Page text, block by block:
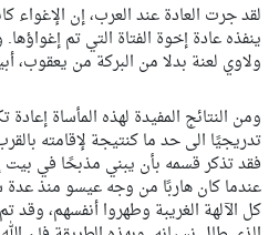
لقد جرت العادة عند العرب، إن الإغواء
ينفذه عادة إخوة الفتاة التي تم
ولاوي لعنة بدلا من البركة من يعقوب،
ومن النتائج المفيدة لهذه المأساة
فقد تذكر قسمه بأن يبني مذبحًا في بيت
عندما كان هاربًا من وجه عيسو منذ
كل الآلهة الغريبة وطهروا أنفسهم، وقد